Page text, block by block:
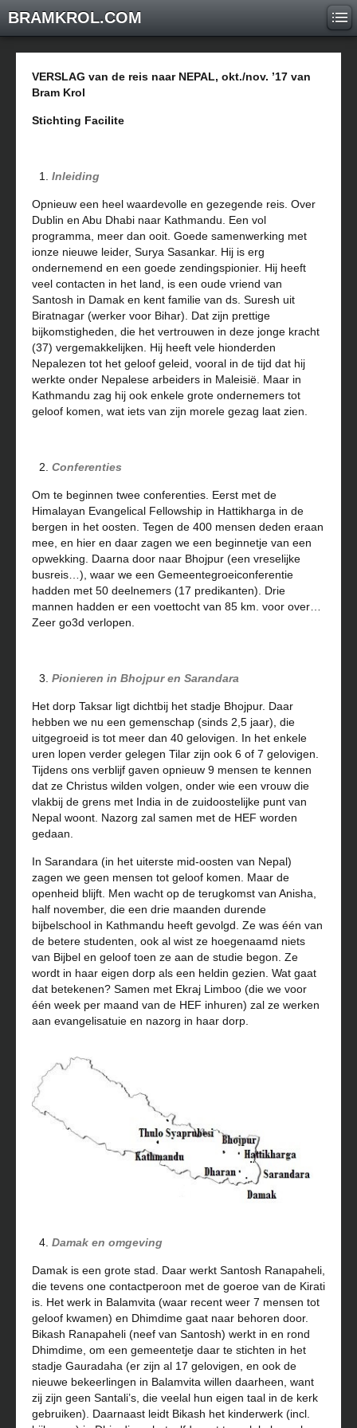
BRAMKROL.COM
VERSLAG van de reis naar NEPAL, okt./nov. ’17 van
Bram Krol
Stichting Facilite
Inleiding
Opnieuw een heel waardevolle en gezegende reis. Over
Dublin en Abu Dhabi naar Kathmandu. Een vol
programma, meer dan ooit. Goede samenwerking met
ionze nieuwe leider, Surya Sasankar. Hij is erg
ondernemend en een goede zendingspionier. Hij heeft
veel contacten in het land, is een oude vriend van
Santosh in Damak en kent familie van ds. Suresh uit
Biratnagar (werker voor Bihar). Dat zijn prettige
bijkomstigheden, die het vertrouwen in deze jonge kracht
(37) vergemakkelijken. Hij heeft vele hionderden
Nepalezen tot het geloof geleid, vooral in de tijd dat hij
werkte onder Nepalese arbeiders in Maleisië. Maar in
Kathmandu zag hij ook enkele grote ondernemers tot
geloof komen, wat iets van zijn morele gezag laat zien.
Conferenties
Om te beginnen twee conferenties. Eerst met de
Himalayan Evangelical Fellowship in Hattikharga in de
bergen in het oosten. Tegen de 400 mensen deden eraan
mee, en hier en daar zagen we een beginnetje van een
opwekking. Daarna door naar Bhojpur (een vreselijke
busreis…), waar we een Gemeentegroeiconferentie
hadden met 50 deelnemers (17 predikanten). Drie
mannen hadden er een voettocht van 85 km. voor over…
Zeer go3d verlopen.
Pionieren in Bhojpur en Sarandara
Het dorp Taksar ligt dichtbij het stadje Bhojpur. Daar
hebben we nu een gemenschap (sinds 2,5 jaar), die
uitgegroeid is tot meer dan 40 gelovigen. In het enkele
uren lopen verder gelegen Tilar zijn ook 6 of 7 gelovigen.
Tijdens ons verblijf gaven opnieuw 9 mensen te kennen
dat ze Christus wilden volgen, onder wie een vrouw die
vlakbij de grens met India in de zuidoostelijke punt van
Nepal woont. Nazorg zal samen met de HEF worden
gedaan.
In Sarandara (in het uiterste mid-oosten van Nepal)
zagen we geen mensen tot geloof komen. Maar de
openheid blijft. Men wacht op de terugkomst van Anisha,
half november, die een drie maanden durende
bijbelschool in Kathmandu heeft gevolgd. Ze was één van
de betere studenten, ook al wist ze hoegenaamd niets
van Bijbel en geloof toen ze aan de studie begon. Ze
wordt in haar eigen dorp als een heldin gezien. Wat gaat
dat betekenen? Samen met Ekraj Limboo (die we voor
één week per maand van de HEF inhuren) zal ze werken
aan evangelisatuie en nazorg in haar dorp.
Damak en omgeving
Damak is een grote stad. Daar werkt Santosh Ranapaheli,
die tevens one contactperoon met de goeroe van de Kirati
is. Het werk in Balamvita (waar recent weer 7 mensen tot
geloof kwamen) en Dhimdime gaat naar behoren door.
Bikash Ranapaheli (neef van Santosh) werkt in en rond
Dhimdime, om een gemeentetje daar te stichten in het
stadje Gauradaha (er zijn al 17 gelovigen, en ook de
nieuwe bekeerlingen in Balamvita willen daarheen, want
zij zijn geen Santali’s, die veelal hun eigen taal in de kerk
gebruiken). Daarnaast leidt Bikash het kinderwerk (incl.